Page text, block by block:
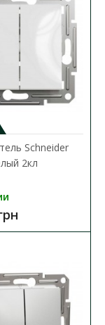
для
групп..
Schneider
2кл